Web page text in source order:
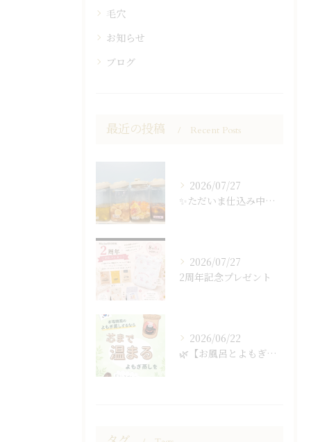
毛穴
お知らせ
ブログ
最近の投稿 Recent Posts
2026/07/27
✨ただいま仕込み中…✨
2026/07/27
2周年記念プレゼント
2026/06/22
🌿【お風呂とよもぎ蒸しの違い】🌿